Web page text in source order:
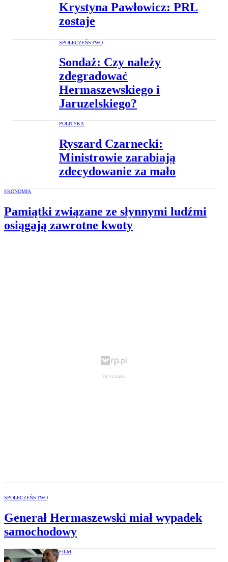
Krystyna Pawłowicz: PRL
zostaje
SPOŁECZEŃSTWO
Sondaż: Czy należy
zdegradować
Hermaszewskiego i
Jaruzelskiego?
POLITYKA
Ryszard Czarnecki:
Ministrowie zarabiają
zdecydowanie za mało
EKONOMIA
Pamiątki związane ze słynnymi ludźmi
osiągają zawrotne kwoty
SPOŁECZEŃSTWO
Generał Hermaszewski miał wypadek
samochodowy
FILM